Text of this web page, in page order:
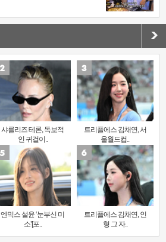
샤를리즈 테론, 독보적
인 귀걸이..
트리플에스 김채연, 서
울월드컵..
엔믹스 설윤 ‘눈부신 미
소’[포..
트리플에스 김채연, 인
형 그 자..